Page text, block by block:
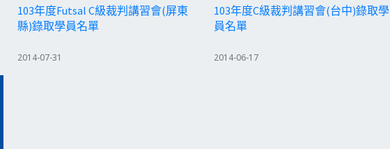
103年度Futsal C級裁判講習會(屏東
縣)錄取學員名單
2014-07-31
103年度C級裁判講習會(台中)錄取學
員名單
2014-06-17